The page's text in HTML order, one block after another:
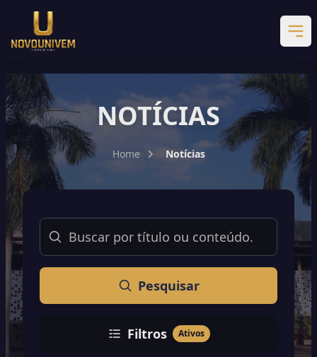
NOTÍCIAS
Home Notícias
Buscar
Pesquisar
Filtros Ativos